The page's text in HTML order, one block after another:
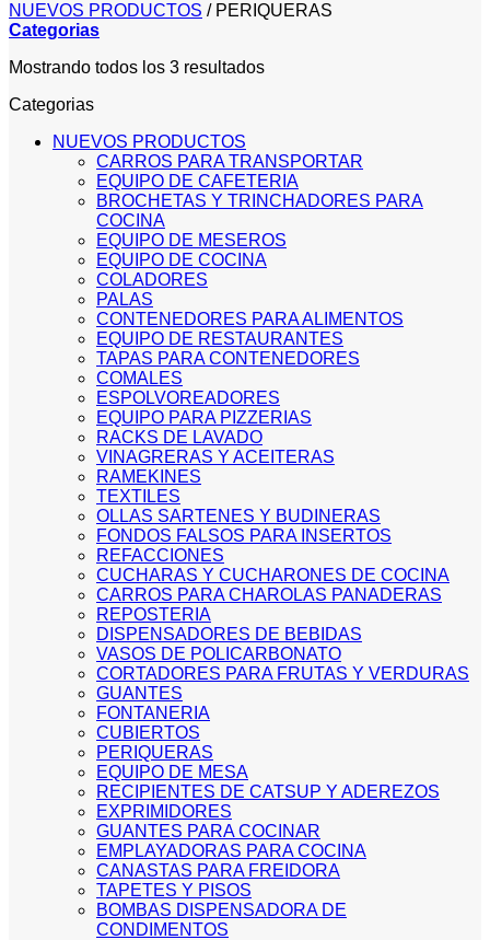
NUEVOS PRODUCTOS /PERIQUERAS
Categorias
Mostrando todos los 3 resultadosSorted
high
Categorias
NUEVOS PRODUCTOS
CARROS PARA TRANSPORTAR
EQUIPO DE CAFETERIA
BROCHETAS Y TRINCHADORES PARA
COCINA
EQUIPO DE MESEROS
EQUIPO DE COCINA
COLADORES
PALAS
CONTENEDORES PARA ALIMENTOS
EQUIPO DE RESTAURANTES
TAPAS PARA CONTENEDORES
COMALES
ESPOLVOREADORES
EQUIPO PARA PIZZERIAS
RACKS DE LAVADO
VINAGRERAS Y ACEITERAS
RAMEKINES
TEXTILES
OLLAS SARTENES Y BUDINERAS
FONDOS FALSOS PARA INSERTOS
REFACCIONES
CUCHARAS Y CUCHARONES DE COCINA
CARROS PARA CHAROLAS PANADERAS
REPOSTERIA
DISPENSADORES DE BEBIDAS
VASOS DE POLICARBONATO
CORTADORES PARA FRUTAS Y VERDURAS
GUANTES
FONTANERIA
CUBIERTOS
PERIQUERAS
EQUIPO DE MESA
RECIPIENTES DE CATSUP Y ADEREZOS
EXPRIMIDORES
GUANTES PARA COCINAR
EMPLAYADORAS PARA COCINA
CANASTAS PARA FREIDORA
TAPETES Y PISOS
BOMBAS DISPENSADORA DE
CONDIMENTOS